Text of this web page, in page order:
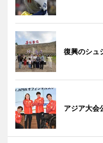
復興のシュ
アジア大